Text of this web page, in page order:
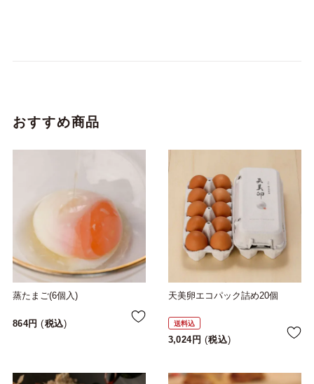
おすすめ商品
蒸たまご(6個入)
864 税込
天美卵エコパック詰め20個
送料込
3,024 税込